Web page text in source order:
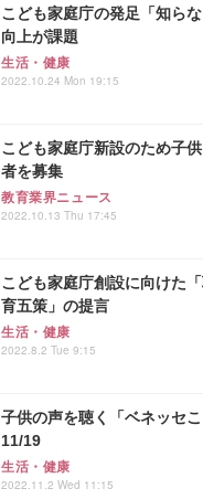
こども家庭庁の発足「知ら
向上が課題
生活・健康
2022.10.24 Mon 19:15
こども家庭庁新設のため子
者を募集
教育業界ニュース
2022.10.13 Thu 17:45
こども家庭庁創設に向けた
育五策」の提言
生活・健康
2022.8.2 Tue 9:15
子供の声を聴く「ベネッセ
11/19
生活・健康
2022.11.2 Wed 11:15